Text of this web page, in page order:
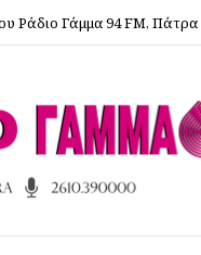
Ράδιο Γάμμα 94 FM, Πάτρα